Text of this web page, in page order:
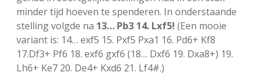
minder tijd hoeven te spenderen. In onderstaande
stelling volgde na 13… Pb3 14. Lxf5! (Een mooie
variant is: 14… exf5 15. Pxf5 Pxa1 16. Pd6+ Kf8
17.Df3+ Pf6 18. exf6 gxf6 (18… Dxf6 19. Dxa8+) 19.
Lh6+ Ke7 20. De4+ Kxd6 21. Lf4#.)